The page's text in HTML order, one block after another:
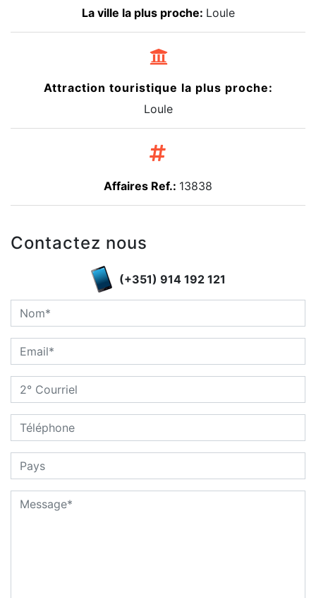
La ville la plus proche: Loule
Attraction touristique la plus proche:
Loule
Affaires Ref.: 13838
Contactez nous
(+351) 914 192 121